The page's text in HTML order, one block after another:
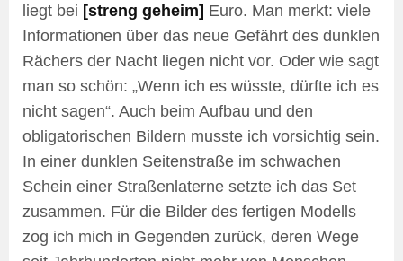
liegt bei [streng geheim] Euro. Man merkt: viele
Informationen über das neue Gefährt des dunklen
Rächers der Nacht liegen nicht vor. Oder wie sagt
man so schön: „Wenn ich es wüsste, dürfte ich es
nicht sagen“. Auch beim Aufbau und den
obligatorischen Bildern musste ich vorsichtig sein.
In einer dunklen Seitenstraße im schwachen
Schein einer Straßenlaterne setzte ich das Set
zusammen. Für die Bilder des fertigen Modells
zog ich mich in Gegenden zurück, deren Wege